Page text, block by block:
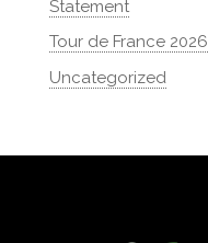
Statement
Tour de France 2026
Uncategorized